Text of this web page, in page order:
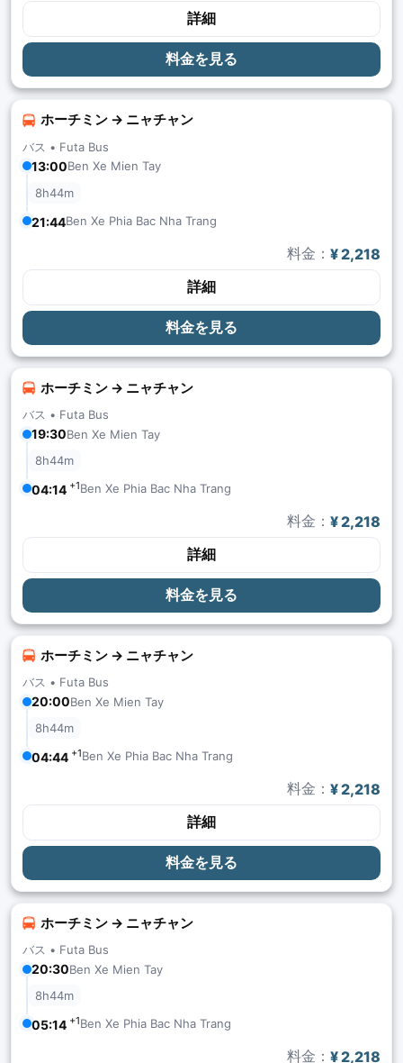
詳細
料金を見る
ホーチミン → ニャチャン
バス • Futa Bus
13:00Ben Xe Mien Tay
8h44m
21:44Ben Xe Phia Bac Nha Trang
料金： ¥ 2,218
詳細
料金を見る
ホーチミン → ニャチャン
バス • Futa Bus
19:30Ben Xe Mien Tay
8h44m
04:14 +1Ben Xe Phia Bac Nha Trang
料金： ¥ 2,218
詳細
料金を見る
ホーチミン → ニャチャン
バス • Futa Bus
20:00Ben Xe Mien Tay
8h44m
04:44 +1Ben Xe Phia Bac Nha Trang
料金： ¥ 2,218
詳細
料金を見る
ホーチミン → ニャチャン
バス • Futa Bus
20:30Ben Xe Mien Tay
8h44m
05:14 +1Ben Xe Phia Bac Nha Trang
料金： ¥ 2,218